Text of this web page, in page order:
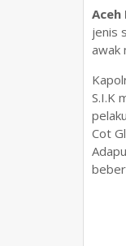
Aceh
jenis
awak
S.I.K
Cot